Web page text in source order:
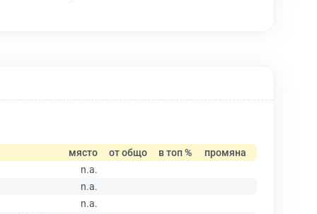
място от общо в топ %
промяна
n.a.
n.a.
n.a.